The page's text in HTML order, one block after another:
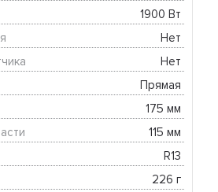
1900 Вт
Нет
Нет
Прямая
175 мм
115 мм
R13
226 г